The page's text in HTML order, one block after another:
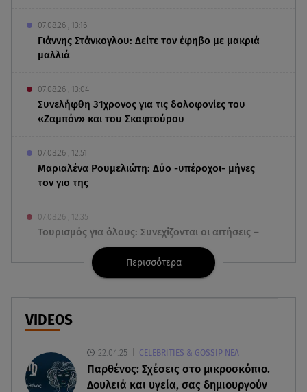
07.08.26 , 13:16
Γιάννης Στάνκογλου: Δείτε τον έφηβο με μακριά
μαλλιά
07.08.26 , 13:04
Συνελήφθη 31χρονος για τις δολοφονίες του
«Ζαμπόν» και του Σκαφτούρου
07.08.26 , 12:51
Μαριαλένα Ρουμελιώτη: Δύο -υπέροχοι- μήνες
τον γιο της
07.08.26 , 12:35
Τουρισμός για όλους: Συνεχίζονται οι αιτήσεις –
Ποιοι κάνουν σήμερα
Marfin: Προθεσμία για να απολογηθεί πήρε η
4 (πολύ σημαντικά) πράγματα που
αποκαλύπτουν οι διακοπές για τη σχέση σου
Περισσότερα
VIDEOS
22.04.25 CELEBRITIES & GOSSIP ΝΕΑ
Παρθένος: Σχέσεις στο μικροσκόπιο.
Δουλειά και υγεία, σας δημιουργούν